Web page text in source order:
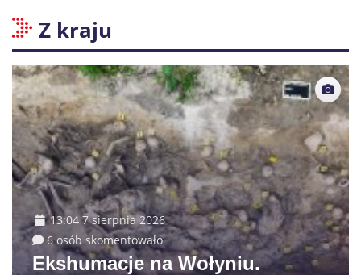
Z kraju
13:04 7 sierpnia 2026
6 osób skomentowało
Ekshumacje na Wołyniu.